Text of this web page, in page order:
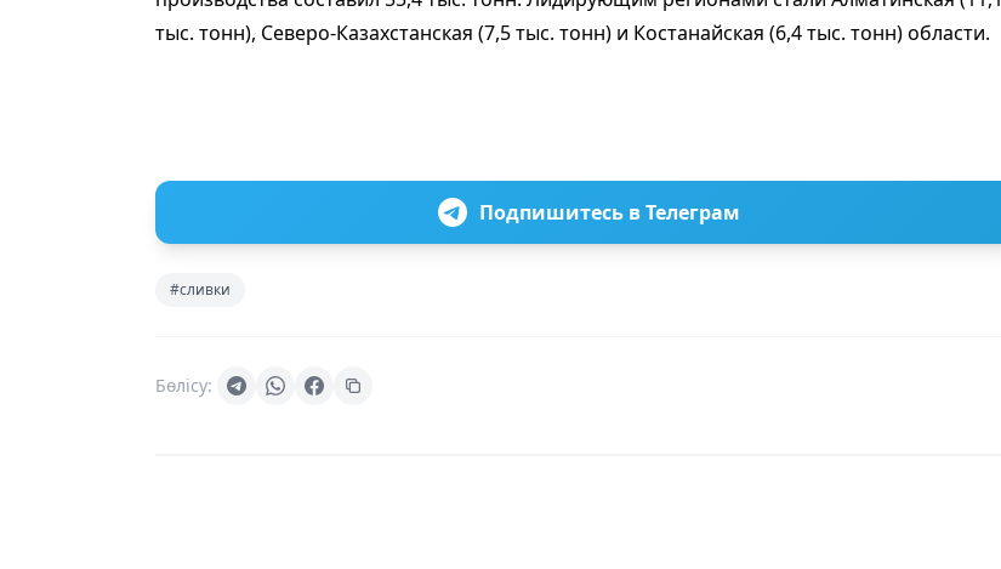
тыс. тонн), Северо-Казахстанская (7,5 тыс. тонн) и Костанайская (6,4 тыс. тонн) области.
Подпишитесь в Телеграм
#сливки
Бөлісу: